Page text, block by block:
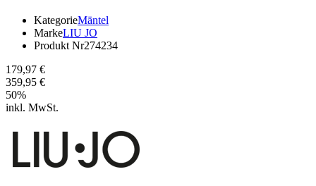
KategorieMäntel
MarkeLIU JO
Produkt Nr274234
179,97 €
359,95 €
50%
inkl. MwSt.